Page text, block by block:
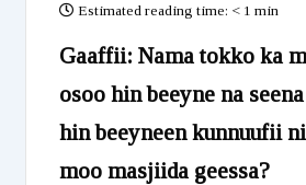
Estimated reading time: < 1 min
Gaaffii: Nama tokko ka
osoo hin beeyne na
hin beeyneen kunnuufii ni
moo masjiida geessa?